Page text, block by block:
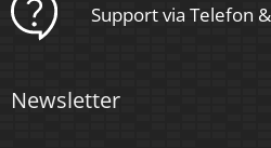
Support via Telefon
Newsletter